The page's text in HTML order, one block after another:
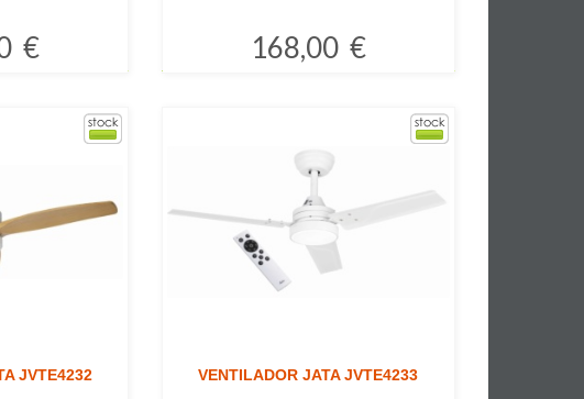
€ 168,00 €
JVTE4232 VENTILADOR JATA JVTE4233